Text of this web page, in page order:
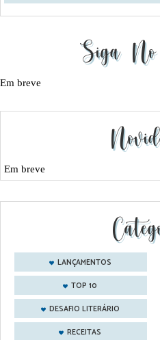
Siga
Em breve
Em breve
LANÇAMENTOS
TOP 10
DESAFIO LITERÁRIO
RECEITAS